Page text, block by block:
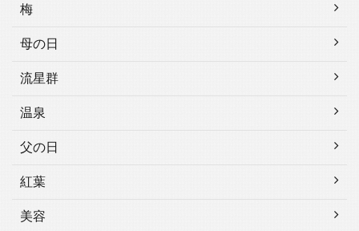
梅
母の日
流星群
温泉
父の日
紅葉
美容